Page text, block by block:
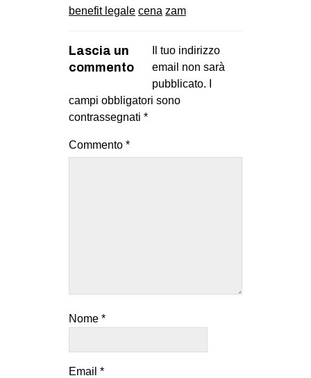
AMERICHE
MEDIO ORIENTE
MONDO
benefit legale cena zam
Lascia un
commento
Il tuo indirizzo
email non sarà
pubblicato.
campi obbligatori sono
contrassegnati *
Commento *
Nome *
Email *